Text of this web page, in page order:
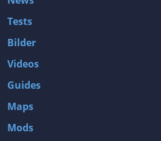
Tests
Bilder
Videos
Guides
Maps
Mods